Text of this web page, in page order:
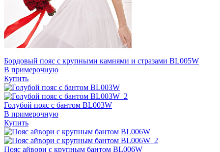
Бордовый пояс с крупными камнями и стразами BL005W
В примерочную
Купить
Голубой пояс с бантом BL003W
В примерочную
Купить
Пояс айвори с крупным бантом BL006W